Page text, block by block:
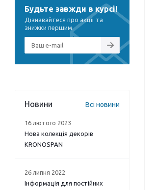
Будьте завжди в курсі!
Дізнавайтеся про акції та
знижки першим
Новини Всі новини
16 лютого 2023
Нова колекція декорів
KRONOSPAN
26 липня 2022
Інформація для постійних